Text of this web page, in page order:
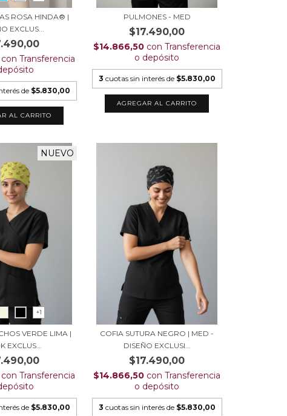
ROSA HINDA® |
EXCLUS...
con Transferencia
de $5.830,00
AL CARRITO
PULMONES - MED
$17.490,00
$14.866,50 con Transferencia
o depósito
3 cuotas sin interés de $5.830,00
AGREGAR AL CARRITO
NUEVO
+1
VERDE LIMA |
EXCLUS...
con Transferencia
de $5.830,00
COFIA SUTURA NEGRO | MED -
DISEÑO EXCLUSI...
$17.490,00
$14.866,50 con Transferencia
o depósito
3 cuotas sin interés de $5.830,00